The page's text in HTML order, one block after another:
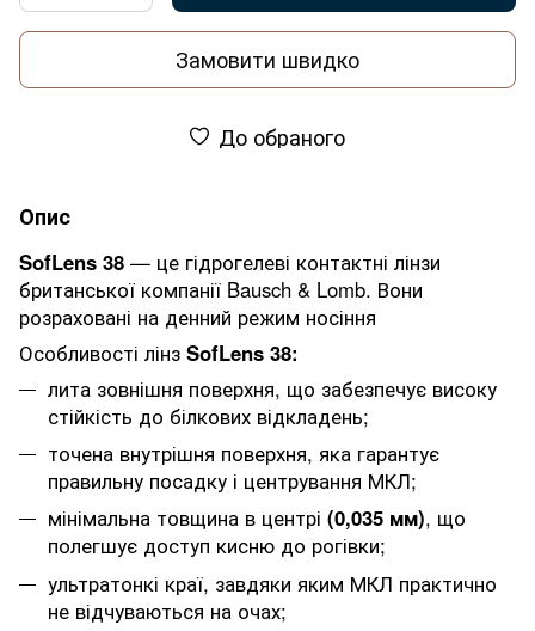
Замовити швидко
До обраного
Опис
SofLens 38 — це гідрогелеві контактні лінзи
британської компанії Bausch & Lomb. Вони
розраховані на денний режим носіння
Особливості лінз SofLens 38:
лита зовнішня поверхня, що забезпечує високу
стійкість до білкових відкладень;
точена внутрішня поверхня, яка гарантує
правильну посадку і центрування МКЛ;
мінімальна товщина в центрі (0,035 мм), що
полегшує доступ кисню до рогівки;
ультратонкі краї, завдяки яким МКЛ практично
не відчуваються на очах;